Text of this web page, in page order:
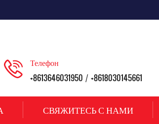
Телефон
+8613646031950 / +8618030145661
СВЯЖИТЕСЬ С НАМИ